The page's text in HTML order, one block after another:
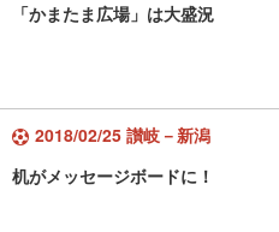
「かまたま広場」は大盛況
2018/02/25 讃岐－新潟
机がメッセージボードに！